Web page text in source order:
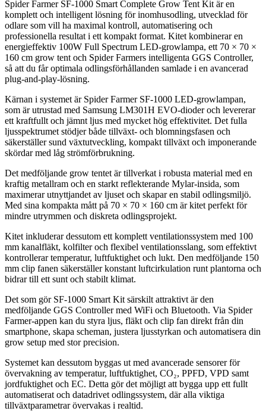
Spider Farmer SF-1000 Smart Complete Grow Tent Kit är en
komplett och intelligent lösning för inomhusodling, utvecklad för
odlare som vill ha maximal kontroll, automatisering och
professionella resultat i ett kompakt format. Kitet kombinerar en
energieffektiv 100W Full Spectrum LED-growlampa, ett 70 × 70 ×
160 cm grow tent och Spider Farmers intelligenta GGS Controller,
så att du får optimala odlingsförhållanden samlade i en avancerad
plug-and-play-lösning.
Kärnan i systemet är Spider Farmer SF-1000 LED-growlampan,
som är utrustad med Samsung LM301H EVO-dioder och levererar
ett kraftfullt och jämnt ljus med mycket hög effektivitet. Det fulla
ljusspektrumet stödjer både tillväxt- och blomningsfasen och
säkerställer sund växtutveckling, kompakt tillväxt och imponerande
skördar med låg strömförbrukning.
Det medföljande grow tentet är tillverkat i robusta material med en
kraftig metallram och en starkt reflekterande Mylar-insida, som
maximerar utnyttjandet av ljuset och skapar en stabil odlingsmiljö.
Med sina kompakta mått på 70 × 70 × 160 cm är kitet perfekt för
mindre utrymmen och diskreta odlingsprojekt.
Kitet inkluderar dessutom ett komplett ventilationssystem med 100
mm kanalfläkt, kolfilter och flexibel ventilationsslang, som effektivt
kontrollerar temperatur, luftfuktighet och lukt. Den medföljande 150
mm clip fanen säkerställer konstant luftcirkulation runt plantorna och
bidrar till ett sunt och stabilt klimat.
Det som gör SF-1000 Smart Kit särskilt attraktivt är den
medföljande GGS Controller med WiFi och Bluetooth. Via Spider
Farmer-appen kan du styra ljus, fläkt och clip fan direkt från din
smartphone, skapa scheman, justera ljusstyrkan och automatisera din
grow setup med stor precision.
Systemet kan dessutom byggas ut med avancerade sensorer för
övervakning av temperatur, luftfuktighet, CO₂, PPFD, VPD samt
jordfuktighet och EC. Detta gör det möjligt att bygga upp ett fullt
automatiserat och datadrivet odlingssystem, där alla viktiga
tillväxtparametrar övervakas i realtid.